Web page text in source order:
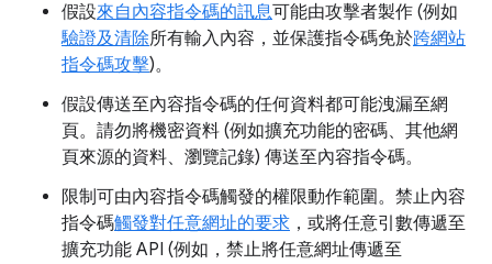
假設來自內容指令碼的訊息可能由攻擊者製作 (例如
驗證及清除所有輸入內容，並保護指令碼免於跨網站
指令碼攻擊)。
假設傳送至內容指令碼的任何資料都可能洩漏至網
頁。請勿將機密資料 (例如擴充功能的密碼、其他網
頁來源的資料、瀏覽記錄) 傳送至內容指令碼。
限制可由內容指令碼觸發的權限動作範圍。禁止內容
指令碼觸發對任意網址的要求 ，或將任意引數傳遞至
擴充功能 API (例如，禁止將任意網址傳遞至